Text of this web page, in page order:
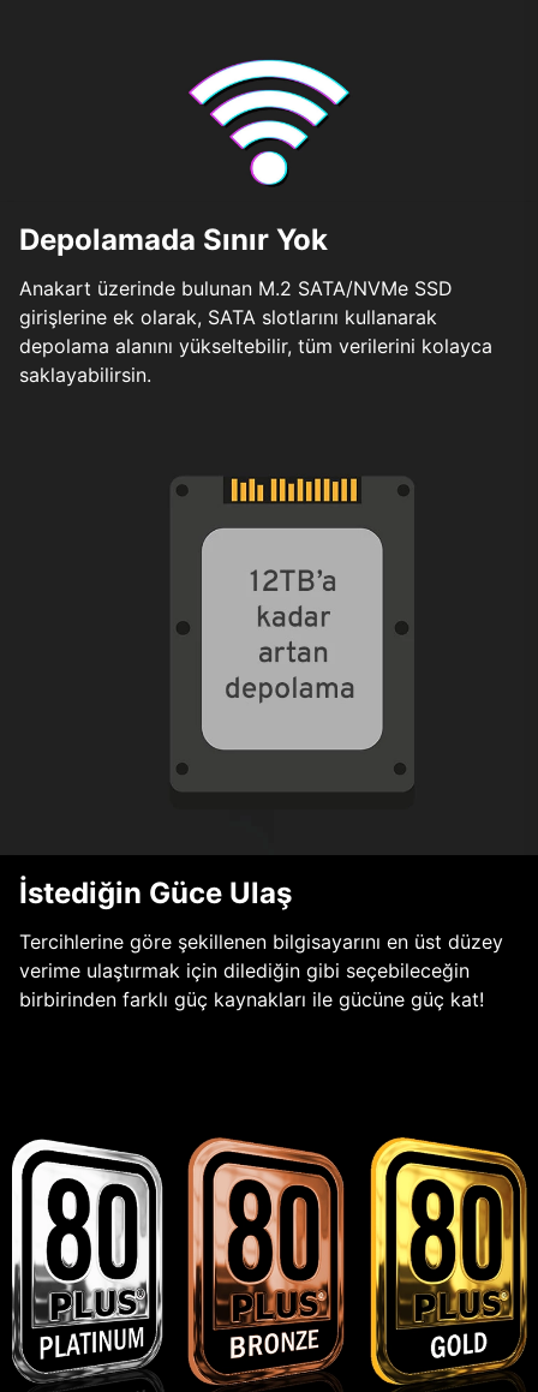
Depolamada Sınır Yok
Anakart üzerinde bulunan M.2 SATA/NVMe SSD
girişlerine ek olarak, SATA slotlarını kullanarak
depolama alanını yükseltebilir, tüm verilerini kolayca
saklayabilirsin.
İstediğin Güce Ulaş
Tercihlerine göre şekillenen bilgisayarını en üst düzey
verime ulaştırmak için dilediğin gibi seçebileceğin
birbirinden farklı güç kaynakları ile gücüne güç kat!